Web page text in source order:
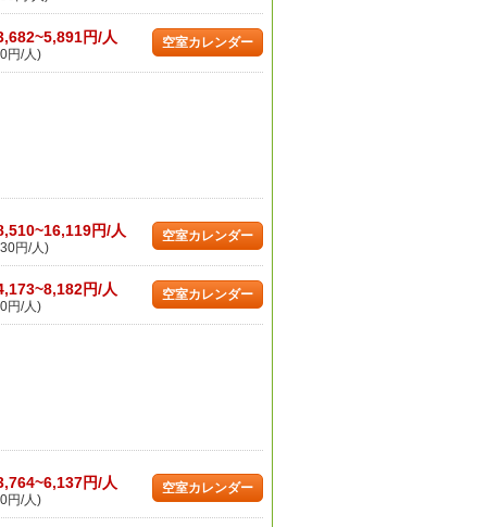
円/人
円/人)
空室カレンダー
円/人
円/人)
空室カレンダー
円/人
円/人)
空室カレンダー
円/人
円/人)
空室カレンダー